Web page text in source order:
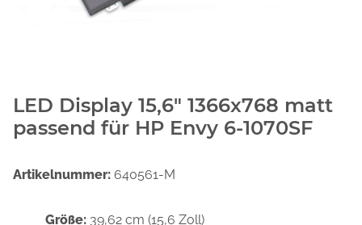
LED Display 15,6" 1366x768 matt
passend für HP Envy 6-1070SF
Artikelnummer: 640561-M
Größe: 39,62 cm (15,6 Zoll)